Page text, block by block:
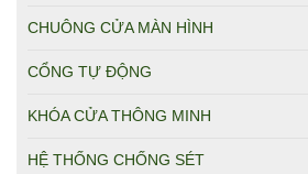
CHUÔNG CỬA MÀN HÌNH
CỔNG TỰ ĐỘNG
KHÓA CỬA THÔNG MINH
HỆ THỐNG CHỐNG SÉT